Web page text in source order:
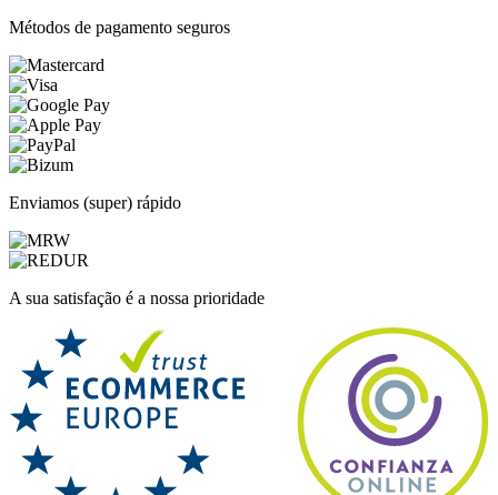
Métodos de pagamento seguros
Enviamos (super) rápido
A sua satisfação é a nossa prioridade